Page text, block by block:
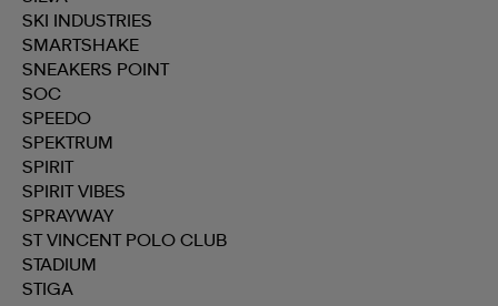
SKI INDUSTRIES
SMARTSHAKE
SNEAKERS POINT
SOC
SPEEDO
SPEKTRUM
SPIRIT
SPIRIT VIBES
SPRAYWAY
ST VINCENT POLO CLUB
STADIUM
STIGA